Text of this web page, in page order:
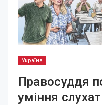
Україна
Правосуддя
уміння